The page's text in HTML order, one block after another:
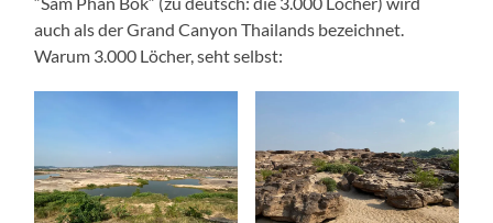
auch als der Grand Canyon Thailands bezeichnet.
Warum 3.000 Löcher, seht selbst: